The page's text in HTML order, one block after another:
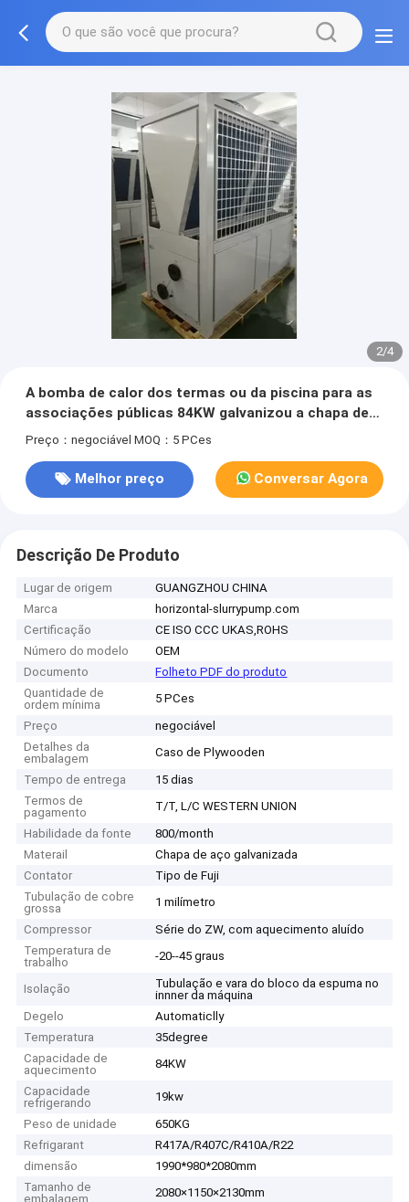
2/4
A bomba de calor dos termas ou da piscina para as
associações públicas 84KW galvanizou a chapa de
aço
Preço：negociável MOQ：5 PCes
Melhor preço Conversar Agora
Descrição De Produto
Lugar de origem
GUANGZHOU CHINA
Marca
horizontal-slurrypump.com
Certificação
CE ISO CCC UKAS,ROHS
Número do modelo
OEM
Documento
Folheto PDF do produto
Quantidade de
ordem mínima
5 PCes
Preço
negociável
Detalhes da
embalagem
Caso de Plywooden
Tempo de entrega
15 dias
Termos de
pagamento
T/T, L/C WESTERN UNION
Habilidade da fonte
800/month
Materail
Chapa de aço galvanizada
Contator
Tipo de Fuji
Tubulação de cobre
grossa
1 milímetro
Compressor
Série do ZW, com aquecimento aluído
Temperatura de
trabalho
-20--45 graus
Isolação
Tubulação e vara do bloco da espuma no
innner da máquina
Degelo
Automaticlly
Temperatura
35degree
Capacidade de
aquecimento
84KW
Capacidade
refrigerando
19kw
Peso de unidade
650KG
Refrigarant
R417A/R407C/R410A/R22
dimensão
1990*980*2080mm
Tamanho de
embalagem
2080×1150×2130mm